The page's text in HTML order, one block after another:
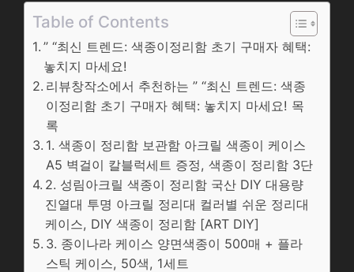
Table of Contents
” “최신 트렌드: 색종이정리함 초기 구매자 혜택:
놓치지 마세요!
리뷰창작소에서 추천하는 ” “최신 트렌드: 색종
이정리함 초기 구매자 혜택: 놓치지 마세요! 목
록
1. 색종이 정리함 보관함 아크릴 색종이 케이스
A5 벽걸이 칼블럭세트 증정, 색종이 정리함 3단
2. 성림아크릴 색종이 정리함 국산 DIY 대용량
진열대 투명 아크릴 정리대 컬러별 쉬운 정리대
케이스, DIY 색종이 정리함 [ART DIY]
3. 종이나라 케이스 양면색종이 500매 + 플라
스틱 케이스, 50색, 1세트